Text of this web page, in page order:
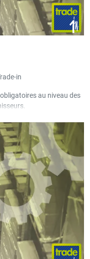
in
au niveau des